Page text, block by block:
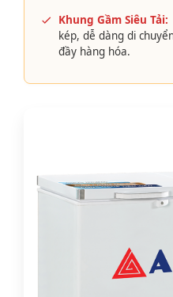
Khung Gầm Siêu Tải:
kép, dễ dàng di
đầy hàng hóa.